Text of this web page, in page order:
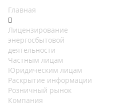
Главная
Лицензирование
энергосбытовой
деятельности
Частным лицам
Юридическим лицам
Раскрытие информации
Розничный рынок
Компания